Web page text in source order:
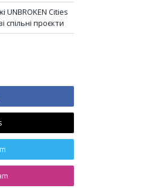
Cities
спільні проєкти